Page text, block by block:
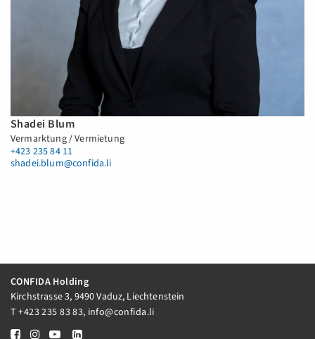
Shadei Blum
Vermarktung / Vermietung
+423 235 84 11
shadei.blum@confida.li
CONFIDA Holding
Kirchstrasse 3, 9490 Vaduz, Liechtenstein
T+423 235 83 83, info@confida.li